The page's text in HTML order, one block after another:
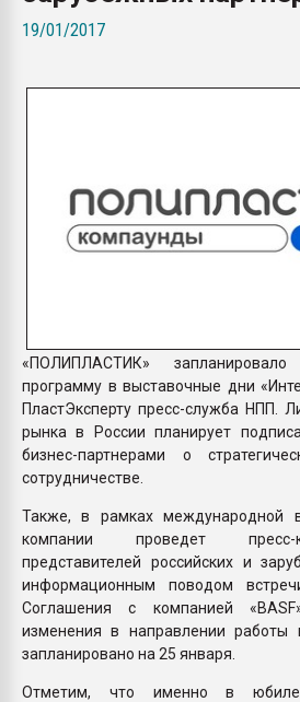
19/01/2017
«ПОЛИПЛАСТИК»
программу в выставочные дни
ПластЭксперту пресс-служба НПП.
рынка в России планирует
бизнес-партнерами о
сотрудничестве.
Также, в рамках международной
компании проведет
представителей российских и
информационным поводом
Соглашения с компанией
изменения в направлении работы
запланировано на 25 января.
Отметим, что именно в